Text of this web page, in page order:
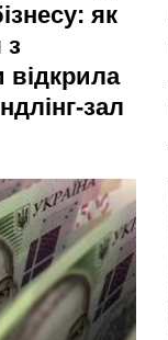
як
з
зал